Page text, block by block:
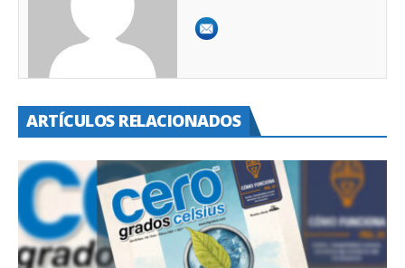
ARTÍCULOS RELACIONADOS